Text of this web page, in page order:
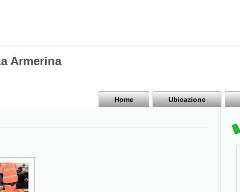
Armerina
Home Ubicazione